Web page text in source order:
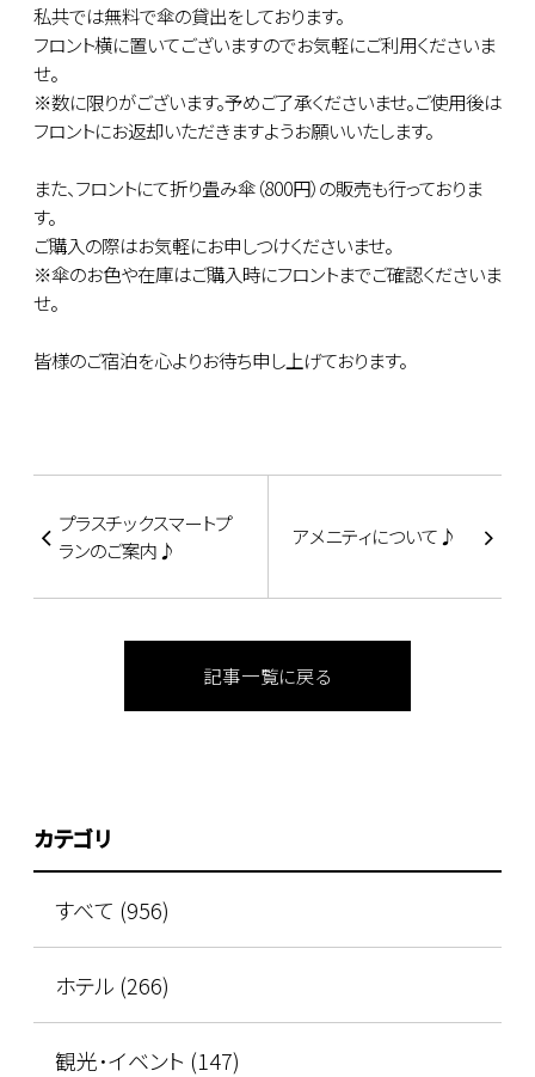
私共では無料で傘の貸出をしております。
フロント横に置いてございますのでお気軽にご利用くださいま
せ。
※数に限りがございます。予めご了承くださいませ。ご使用後は
フロントにお返却いただきますようお願いいたします。
また、フロントにて折り畳み傘（800円）の販売も行っておりま
す。
ご購入の際はお気軽にお申しつけくださいませ。
※傘のお色や在庫はご購入時にフロントまでご確認くださいま
せ。
皆様のご宿泊を心よりお待ち申し上げております。
プラスチックスマートプ
ランのご案内♪
アメニティについて♪
記事一覧に戻る
カテゴリ
すべて (956)
ホテル (266)
観光･イベント (147)